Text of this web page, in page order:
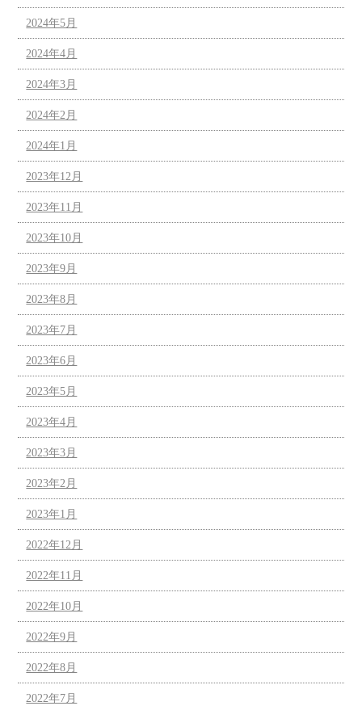
2024年5月
2024年4月
2024年3月
2024年2月
2024年1月
2023年12月
2023年11月
2023年10月
2023年9月
2023年8月
2023年7月
2023年6月
2023年5月
2023年4月
2023年3月
2023年2月
2023年1月
2022年12月
2022年11月
2022年10月
2022年9月
2022年8月
2022年7月